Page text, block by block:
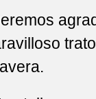
2022 ESCUELAS
2022 EL TOUR DE EL